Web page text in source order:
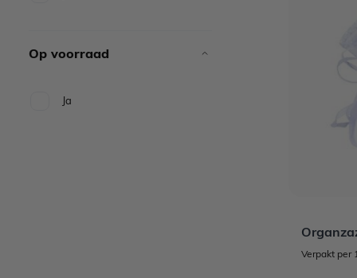
Op voorraad
Ja
Verpakt per